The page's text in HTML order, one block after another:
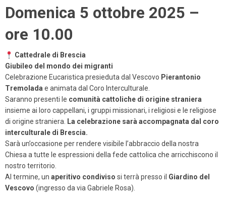
Domenica 5 ottobre 2025 –
ore 10.00
Cattedrale di Brescia
Giubileo del mondo dei migranti
Celebrazione Eucaristica presieduta dal Vescovo Pierantonio
Tremolada e animata dal Coro Interculturale.
Saranno presenti le comunità cattoliche di origine straniera
insieme ai loro cappellani, i gruppi missionari, i religiosi e le religiose
di origine straniera. La celebrazione sarà accompagnata dal coro
interculturale di Brescia.
Sarà un’occasione per rendere visibile l’abbraccio della nostra
Chiesa a tutte le espressioni della fede cattolica che arricchiscono il
nostro territorio.
Al termine, un aperitivo condiviso si terrà presso il Giardino del
Vescovo (ingresso da via Gabriele Rosa).